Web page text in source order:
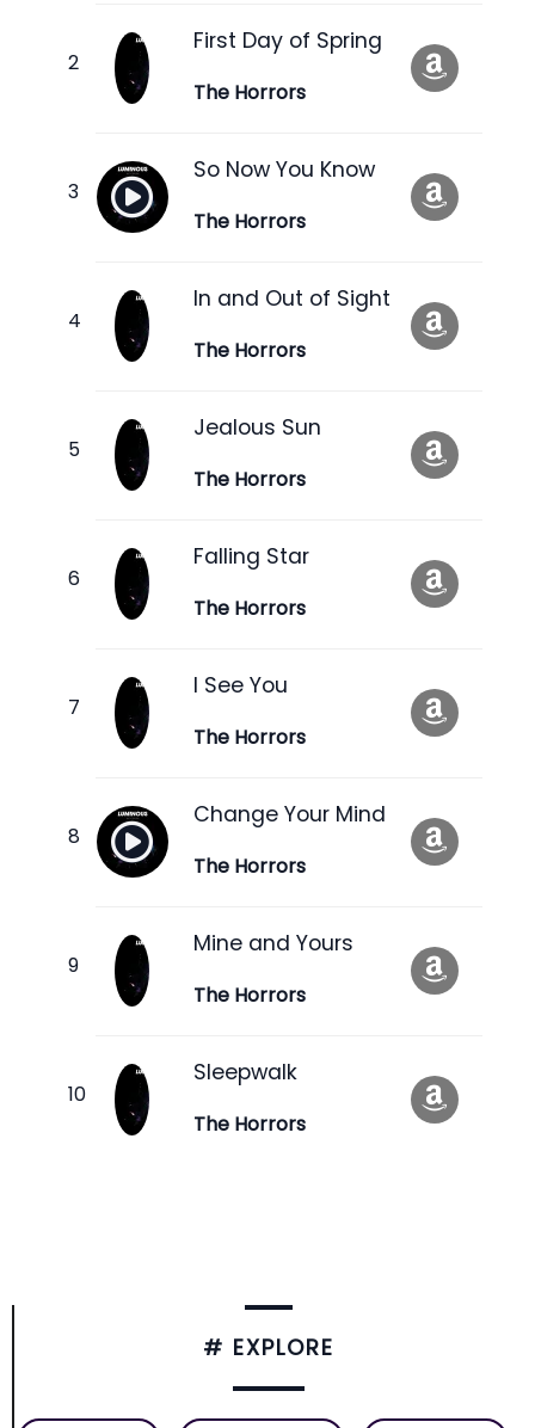
First Day of Spring
The Horrors
So Now You Know
The Horrors
In and Out of Sight
The Horrors
Jealous Sun
The Horrors
Falling Star
The Horrors
I See You
The Horrors
Change Your Mind
The Horrors
Mine and Yours
The Horrors
Sleepwalk
The Horrors
# EXPLORE